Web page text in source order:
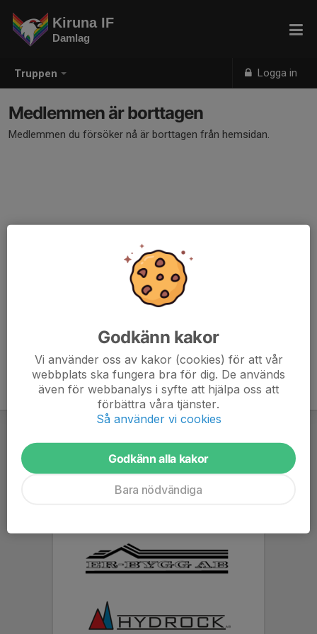
Truppen Logga in
Kiruna IF
Damlag
Medlemmen är borttagen
Medlemmen du försöker nå är borttagen från hemsidan.
Godkänn kakor
Vi använder oss av kakor (cookies) för att vår
webbplats ska fungera bra för dig. De används
även för webbanalys i syfte att hjälpa oss att
förbättra våra tjänster.
Så använder vi cookies
Godkänn alla kakor
Bara nödvändiga